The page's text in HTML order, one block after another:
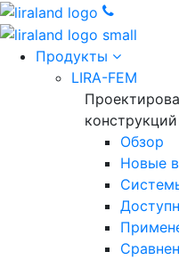
Продукты
LIRA-FEM
конструкций
Обзор
Новые